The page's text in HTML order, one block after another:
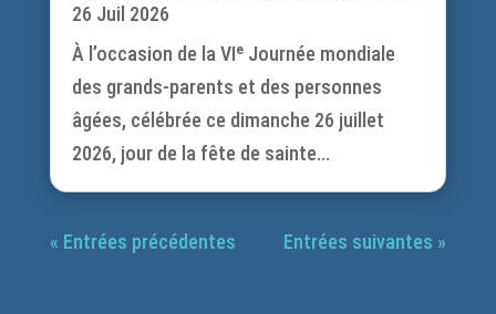
26 Juil 2026
À l’occasion de la VIᵉ Journée mondiale
des grands-parents et des personnes
âgées, célébrée ce dimanche 26 juillet
2026, jour de la fête de sainte...
« Entrées précédentes Entrées suivantes »